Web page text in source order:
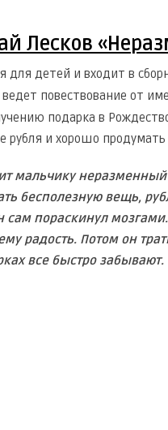
Лесков
для детей и входит в
ведет повествование от
подарка в
рубля и хорошо продумать
мальчику неразменный
бесполезную вещь,
сам пораскинул
радость. Потом он
все быстро забывают.